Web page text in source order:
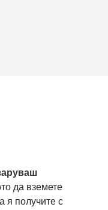
да вземете
я получите с